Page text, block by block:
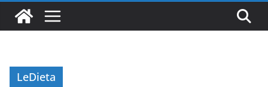
LeDieta